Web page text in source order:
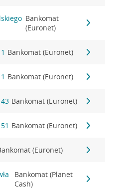
Bankomat
(Euronet)
Bankomat (Euronet)
Bankomat (Euronet)
Bankomat (Euronet)
Bankomat (Euronet)
(Euronet)
Bankomat (Planet
Cash)